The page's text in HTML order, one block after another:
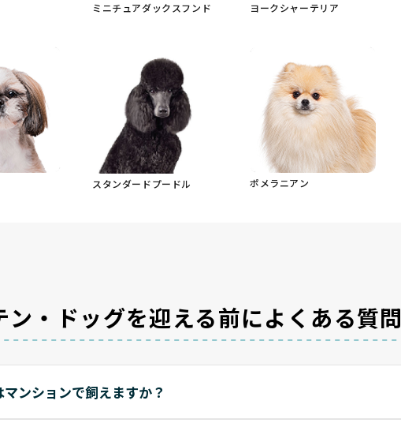
ミニチュアダックスフンド ヨークシャーテリア
スタンダードプードル ポメラニアン
・ドッグを迎える前によくある質問
ンションで飼えますか？